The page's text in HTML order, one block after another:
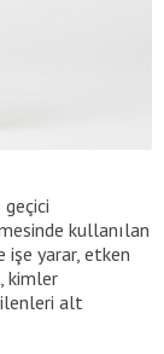
kullanılan
işe yarar, etken
kimler
alt